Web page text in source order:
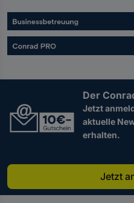
Der
Jetzt
aktuelle
erhalten.
Jetzt